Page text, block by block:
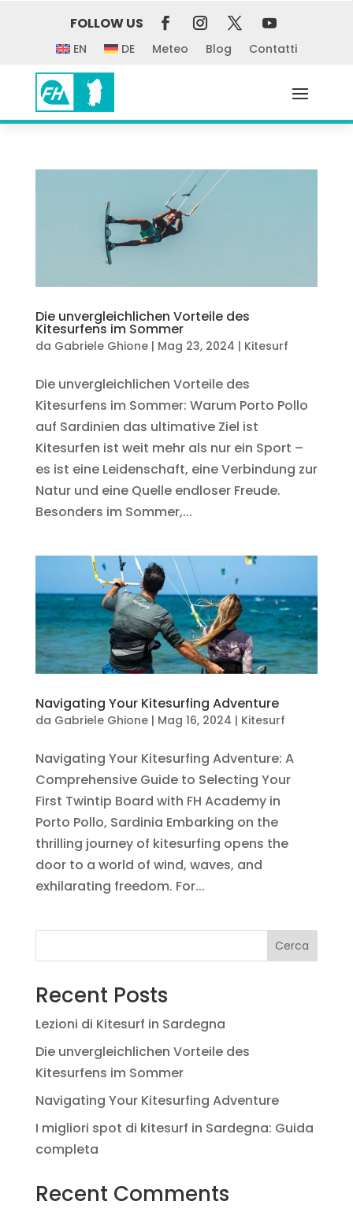
FOLLOW US
EN DE Meteo Blog Contatti
Die unvergleichlichen Vorteile des
Kitesurfens im Sommer
da Gabriele Ghione| Mag 23, 2024 | Kitesurf
Die unvergleichlichen Vorteile des
Kitesurfens im Sommer: Warum Porto Pollo
auf Sardinien das ultimative Ziel ist
Kitesurfen ist weit mehr als nur ein Sport –
es ist eine Leidenschaft, eine Verbindung zur
Natur und eine Quelle endloser Freude.
Besonders im Sommer,...
Navigating Your Kitesurfing Adventure
da Gabriele Ghione| Mag 16, 2024 | Kitesurf
Navigating Your Kitesurfing Adventure: A
Comprehensive Guide to Selecting Your
First Twintip Board with FH Academy in
Porto Pollo, Sardinia Embarking on the
thrilling journey of kitesurfing opens the
door to a world of wind, waves, and
exhilarating freedom. For...
Cerca
Recent Posts
Lezioni di Kitesurf in Sardegna
Die unvergleichlichen Vorteile des
Kitesurfens im Sommer
Navigating Your Kitesurfing Adventure
I migliori spot di kitesurf in Sardegna: Guida
completa
Recent Comments